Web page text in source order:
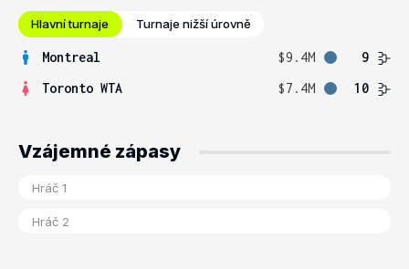
Hlavní turnaje Turnaje nižší úrovně
Montreal $9.4M
9
Toronto WTA
$7.4M 10
Vzájemné zápasy